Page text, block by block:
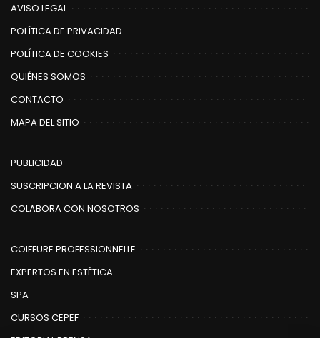
AVISO LEGAL
POLÍTICA DE PRIVACIDAD
POLÍTICA DE COOKIES
QUIÉNES SOMOS
CONTACTO
MAPA DEL SITIO
PUBLICIDAD
SUSCRIPCION A LA REVISTA
COLABORA CON NOSOTROS
COIFFURE PROFESSIONNELLE
EXPERTOS EN ESTÉTICA
SPA
CURSOS CEPEF